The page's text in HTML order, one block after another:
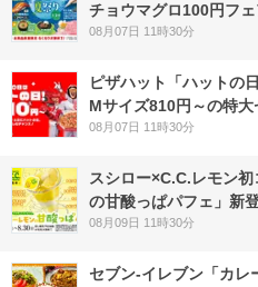
チョウマグロ100円フ
08月07日 11時30分
ピザハット「ハットの
Mサイズ810円～の特大
08月07日 11時30分
スシロー×C.C.レモン
の甘酸っぱパフェ」新
08月09日 11時30分
セブン‐イレブン「カ